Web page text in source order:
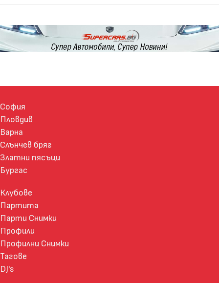
София
Пловдив
Варна
Слънчев бряг
Златни пясъци
Бургас
Клубове
Партита
Парти Снимки
Профили
Профилни Снимки
Тагове
DJ's